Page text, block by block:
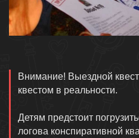
Описание
Внимание! Выездной
квестом в реальности.
Детям предстоит
логова конспиративной